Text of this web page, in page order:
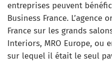
entreprises peuvent
Business France. L’agence
France sur les grands
Interiors, MRO Europe, ou
sur lequel il était le seul